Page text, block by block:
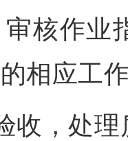
核作业
相应工
收，处